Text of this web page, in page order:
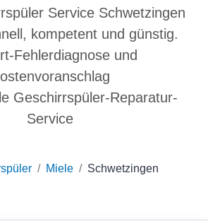
Service Schwetzingen
kompetent und günstig.
Fehlerdiagnose und
Geschirrspüler-Reparatur-
Service
Miele Schwetzingen